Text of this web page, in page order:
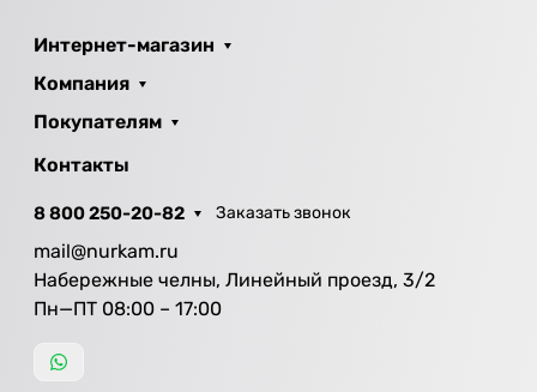
Интернет-магазин
Компания
Покупателям
Контакты
8 800 250-20-82 Заказать звонок
mail@nurkam.ru
Набережные челны, Линейный проезд, 3/2
Пн—ПТ 08:00 – 17:00